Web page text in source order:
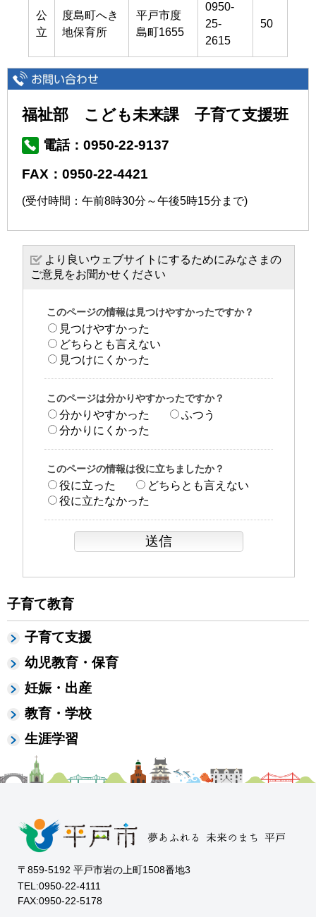
子育て教育
子育て支援
幼児教育・保育
妊娠・出産
教育・学校
生涯学習
公
立
度島町へき
地保育所
平戸市度
島町1655
0950-
25-
2615
50
福祉部 こども未来課 子育て支援班
電話：0950-22-9137
FAX：0950-22-4421
(受付時間：午前8時30分～午後5時15分まで)
より良いウェブサイトにするためにみなさまの
ご意見をお聞かせください
このページの情報は見つけやすかったですか？
見つけやすかった
どちらとも言えない
見つけにくかった
このページは分かりやすかったですか？
分かりやすかった
ふつう
分かりにくかった
このページの情報は役に立ちましたか？
役に立った
どちらとも言えない
役に立たなかった
〒859-5192 平戸市岩の上町1508番地3
TEL:0950-22-4111
FAX:0950-22-5178